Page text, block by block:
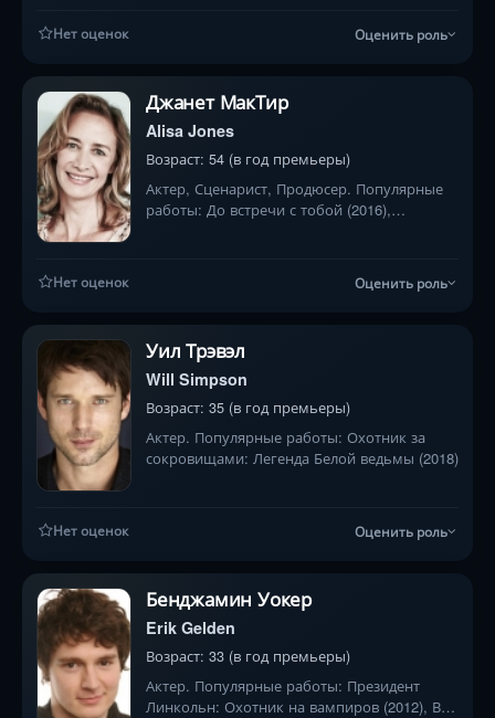
Нет оценок Оценить роль
Джанет МакТир
Alisa Jones
Возраст: 54 (в год премьеры)
Актер, Сценарист, Продюсер. Популярные
работы: До встречи с тобой (2016),
Нет оценок Оценить роль
Уил Трэвэл
Will Simpson
Возраст: 35 (в год премьеры)
Актер. Популярные работы: Охотник за
сокровищами: Легенда Белой ведьмы (2018)
Нет оценок Оценить роль
Бенджамин Уокер
Erik Gelden
Возраст: 33 (в год премьеры)
Актер. Популярные работы: Президент
Линкольн: Охотник на вампиров (2012), В